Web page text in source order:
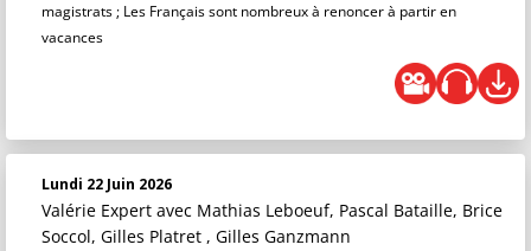
magistrats ; Les Français sont nombreux à renoncer à partir en
vacances
Lundi 22 Juin 2026
Valérie Expert avec Mathias Leboeuf, Pascal Bataille, Brice
Soccol, Gilles Platret , Gilles Ganzmann